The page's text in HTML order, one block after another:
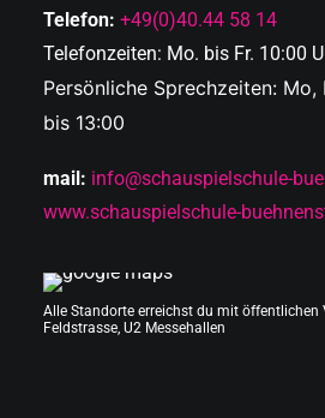
Telefon: +49(0)40.44 58 14
Telefonzeiten: Mo. bis Fr. 10:00
Persönliche Sprechzeiten: Mo,
bis 13:00
mail: info@schauspielschule-
www.schauspielschule-
Alle Standorte erreichst du mit öffentlichen
Feldstrasse, U2 Messehallen